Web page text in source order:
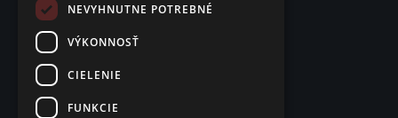
NEVYHNUTNE POTREBNÉ
VÝKONNOSŤ
CIELENIE
FUNKCIE